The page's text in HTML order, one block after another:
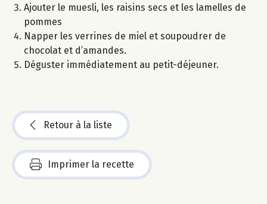
Ajouter le muesli, les raisins secs et les lamelles de
pommes
Napper les verrines de miel et soupoudrer de
chocolat et d’amandes.
Déguster immédiatement au petit-déjeuner.
Retour à la liste
Imprimer la recette